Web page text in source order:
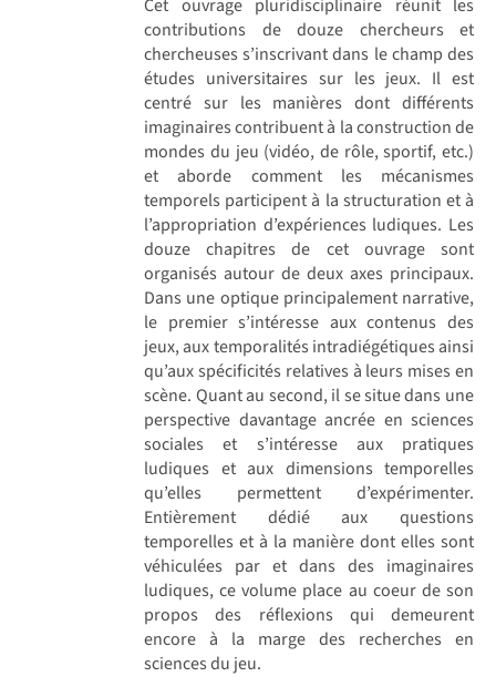
Cet ouvrage pluridisciplinaire réunit les
contributions de douze chercheurs et
chercheuses s’inscrivant dans le champ des
études universitaires sur les jeux. Il est
centré sur les manières dont différents
imaginaires contribuent à la construction de
mondes du jeu (vidéo, de rôle, sportif, etc.)
et aborde comment les mécanismes
temporels participent à la structuration et à
l’appropriation d’expériences ludiques. Les
douze chapitres de cet ouvrage sont
organisés autour de deux axes principaux.
Dans une optique principalement narrative,
le premier s’intéresse aux contenus des
jeux, aux temporalités intradiégétiques ainsi
qu’aux spécificités relatives à leurs mises en
scène. Quant au second, il se situe dans une
perspective davantage ancrée en sciences
sociales et s’intéresse aux pratiques
ludiques et aux dimensions temporelles
qu’elles permettent d’expérimenter.
Entièrement dédié aux questions
temporelles et à la manière dont elles sont
véhiculées par et dans des imaginaires
ludiques, ce volume place au coeur de son
propos des réflexions qui demeurent
encore à la marge des recherches en
sciences du jeu.